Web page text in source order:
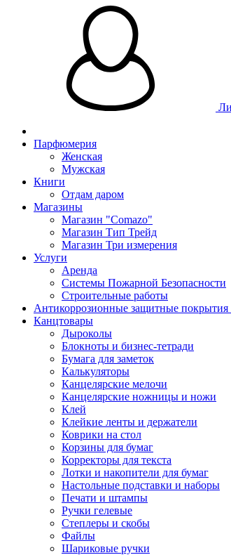
Парфюмерия
Женская
Мужская
Книги
Отдам даром
Магазины
Магазин "Comazo"
Магазин Тип Трейд
Магазин Три измерения
Услуги
Аренда
Системы Пожарной Безопасности
Строительные работы
Антикоррозионные защитные
Канцтовары
Дыроколы
Блокноты и бизнес-тетради
Бумага для заметок
Калькуляторы
Канцелярские мелочи
Канцелярские ножницы и ножи
Клей
Клейкие ленты и держатели
Коврики на стол
Корзины для бумаг
Корректоры для текста
Лотки и накопители для бумаг
Настольные подставки и наборы
Печати и штампы
Ручки гелевые
Степлеры и скобы
Файлы
Шариковые ручки